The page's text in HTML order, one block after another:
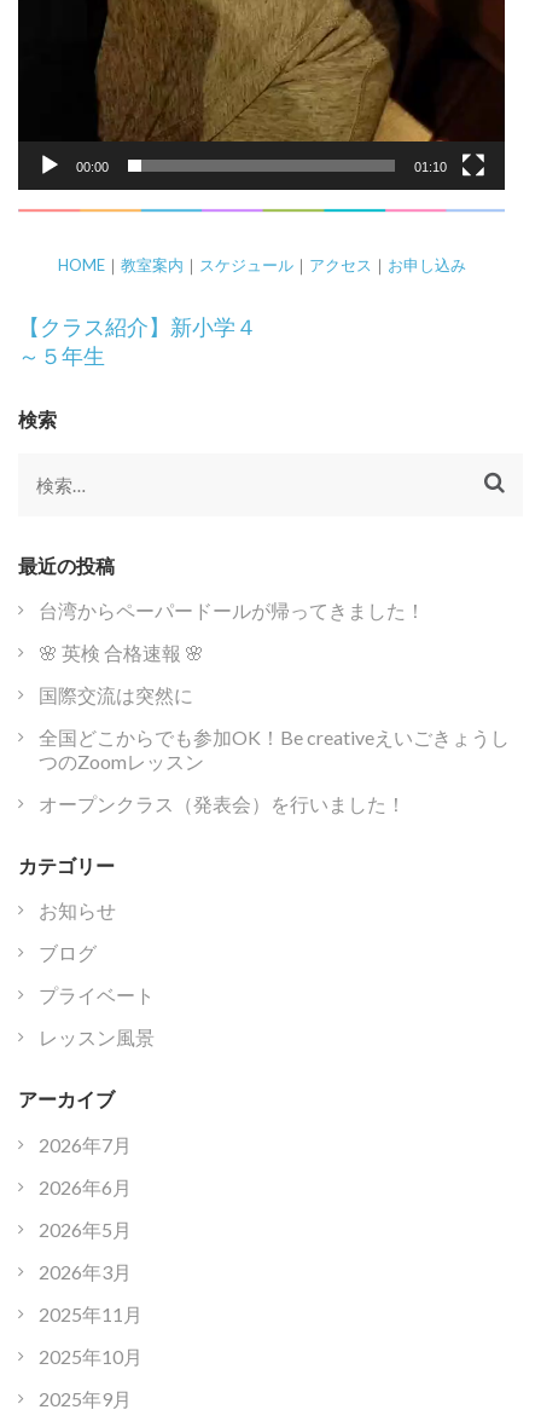
00:00 01:10
HOME｜ 教室案内 ｜ スケジュール｜ アクセス ｜ お申し込み
投
稿
ビ
ゲ
ー
シ
ン
【クラス紹介】新小学４
～５年生
検索
検
最近の投稿
台湾からペーパードールが帰ってきました！
🌸 英検 合格速報 🌸
国際交流は突然に
全国どこからでも参加OK！Be creativeえいごきょうし
つのZoomレッスン
オープンクラス（発表会）を行いました！
カテゴリー
お知らせ
ブログ
プライベート
レッスン風景
アーカイブ
2026年7月
2026年6月
2026年5月
2026年3月
2025年11月
2025年10月
2025年9月